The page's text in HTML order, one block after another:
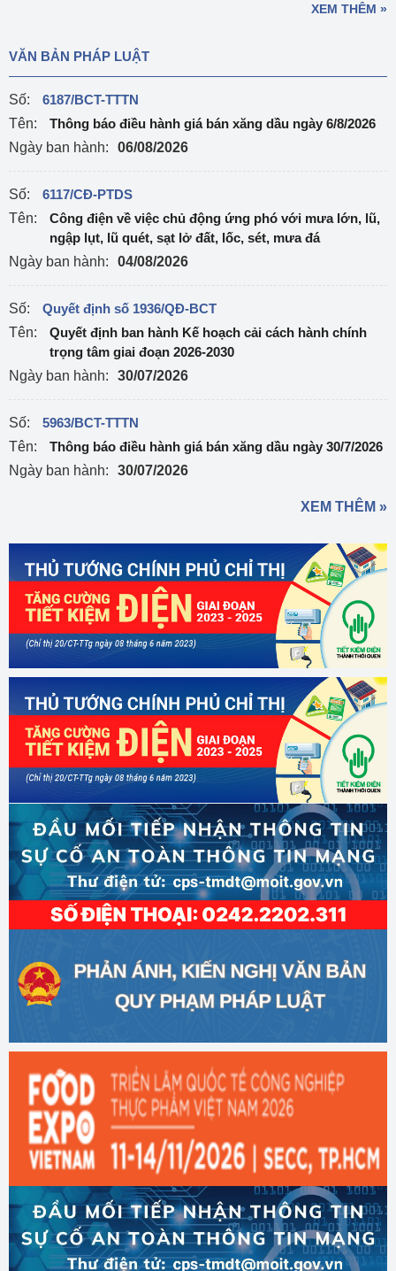
XEM THÊM »
VĂN BẢN PHÁP LUẬT
Số:
6187/BCT-TTTN
Tên:
Thông báo điều hành giá bán xăng dầu ngày 6/8/2026
Ngày ban hành:
06/08/2026
Số:
6117/CĐ-PTDS
Tên:
Công điện về việc chủ động ứng phó với mưa lớn, lũ,
ngập lụt, lũ quét, sạt lở đất, lốc, sét, mưa đá
Ngày ban hành:
04/08/2026
Số:
Quyết định số 1936/QĐ-BCT
Tên:
Quyết định ban hành Kế hoạch cải cách hành chính
trọng tâm giai đoạn 2026-2030
Ngày ban hành:
30/07/2026
Số:
5963/BCT-TTTN
Tên:
Thông báo điều hành giá bán xăng dầu ngày 30/7/2026
Ngày ban hành:
30/07/2026
XEM THÊM »